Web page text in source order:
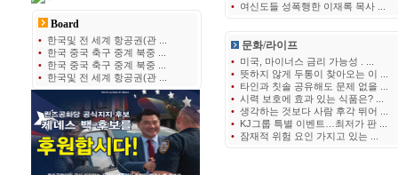
Board
• 한국및 전 세계 항공권(관 ...
• 한국 중국 축구 중계 북중 ...
• 한국 중국 축구 중계 북중 ...
• 한국및 전 세계 항공권(관 ...
• 여신도들 성폭행한 이재록 목사 ...
문화/라이프
• 미국, 마이너스 금리 가능성 . ...
• 뜻하지 않게 두통이 찾아오는 이 ...
• 타인과 칫솔 공유해도 문제 없을 ...
• 시력 보호에 효과 있는 식품은? ...
• 생각하는 것보다 사람 후각 뛰어 ...
• KJ그룹 특별 이벤트…최저가 판 ...
• 잠재적 위험 요인 가지고 있는 ...